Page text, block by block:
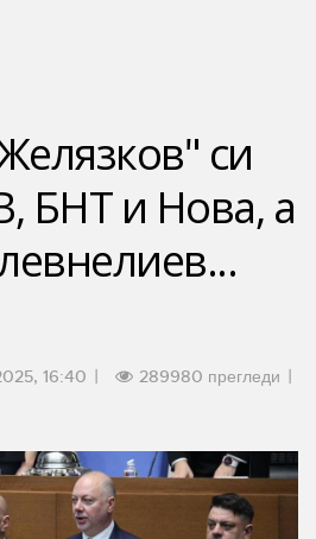
си
БНТ и Нова, а
16:40
289980 прегледи